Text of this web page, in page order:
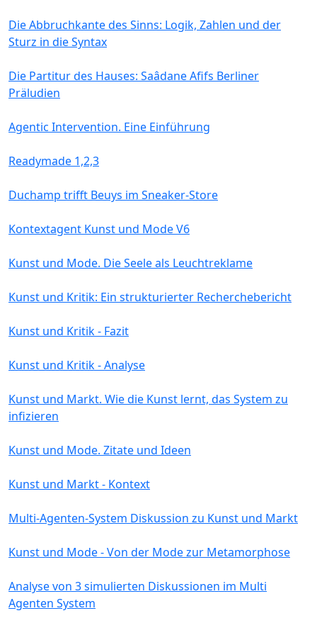
Die Abbruchkante des Sinns: Logik, Zahlen und der
Sturz in die Syntax
Die Partitur des Hauses: Saâdane Afifs Berliner
Präludien
Agentic Intervention. Eine Einführung
Readymade 1,2,3
Duchamp trifft Beuys im Sneaker-Store
Kontextagent Kunst und Mode V6
Kunst und Mode. Die Seele als Leuchtreklame
Kunst und Kritik: Ein strukturierter Recherchebericht
Kunst und Kritik - Fazit
Kunst und Kritik - Analyse
Kunst und Markt. Wie die Kunst lernt, das System zu
infizieren
Kunst und Mode. Zitate und Ideen
Kunst und Markt - Kontext
Multi-Agenten-System Diskussion zu Kunst und Markt
Kunst und Mode - Von der Mode zur Metamorphose
Analyse von 3 simulierten Diskussionen im Multi
Agenten System